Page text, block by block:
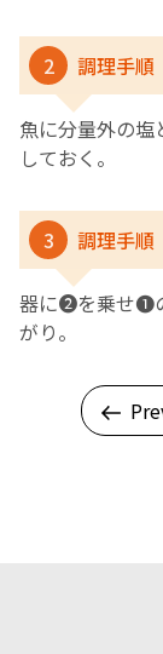
2 調理手順
魚に分量外の
しておく。
3 調理手順
器に❷を乗せ❶
がり。